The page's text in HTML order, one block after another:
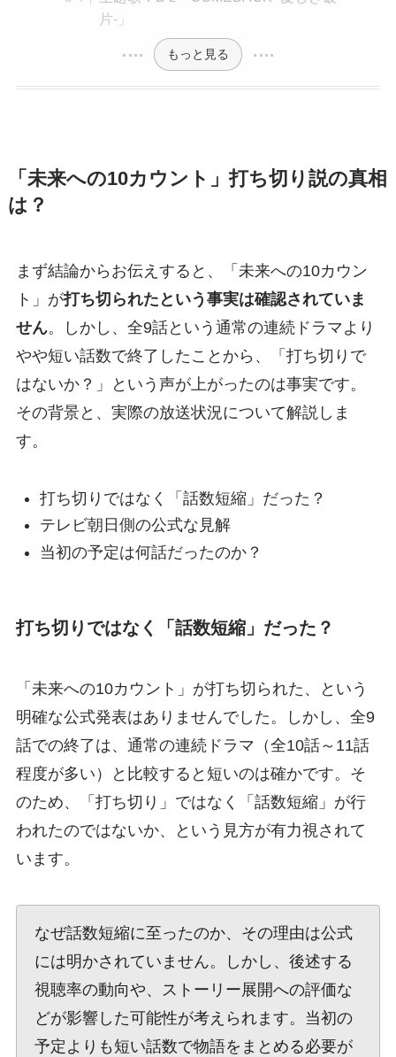
片-」
もっと見る
「未来への10カウント」打ち切り説の真相
は？
まず結論からお伝えすると、「未来への10カウン
ト」が打ち切られたという事実は確認されていま
せん。しかし、全9話という通常の連続ドラマより
やや短い話数で終了したことから、「打ち切りで
はないか？」という声が上がったのは事実です。
その背景と、実際の放送状況について解説しま
す。
打ち切りではなく「話数短縮」だった？
テレビ朝日側の公式な見解
当初の予定は何話だったのか？
打ち切りではなく「話数短縮」だった？
「未来への10カウント」が打ち切られた、という
明確な公式発表はありませんでした。しかし、全9
話での終了は、通常の連続ドラマ（全10話～11話
程度が多い）と比較すると短いのは確かです。そ
のため、「打ち切り」ではなく「話数短縮」が行
われたのではないか、という見方が有力視されて
います。
なぜ話数短縮に至ったのか、その理由は公式
には明かされていません。しかし、後述する
視聴率の動向や、ストーリー展開への評価な
どが影響した可能性が考えられます。当初の
予定よりも短い話数で物語をまとめる必要が